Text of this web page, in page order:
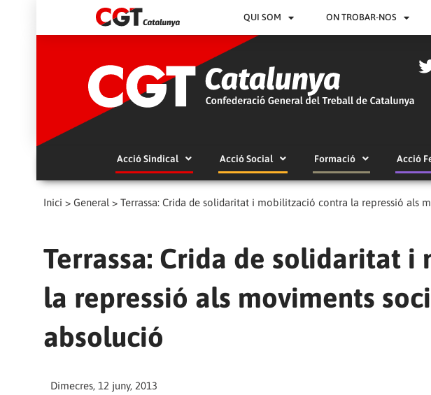
QUI SOM ON TROBAR-NOS
Acció Sindical Acció Social Formació Acció
Inici > General > Terrassa: Crida de solidaritat i mobilització contra la repressió als
Terrassa: Crida de solidaritat
la repressió als moviments
absolució
Dimecres, 12 juny, 2013